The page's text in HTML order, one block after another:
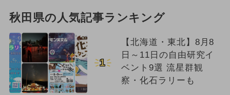
秋田県の人気記事ランキング
1
【北海道・東北】8月8
日～11日の自由研究イ
ベント9選 流星群観
察・化石ラリーも